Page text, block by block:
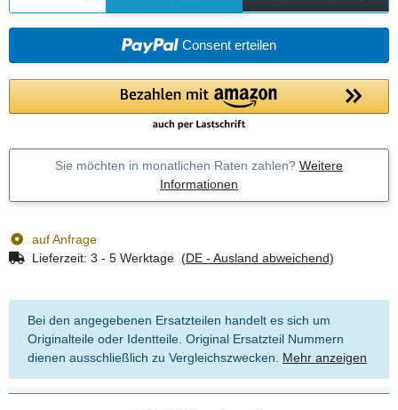
Consent erteilen
Sie möchten in monatlichen Raten zahlen? Weitere
Informationen
auf Anfrage
Lieferzeit: 3 - 5 Werktage (DE - Ausland abweichend)
Bei den angegebenen Ersatzteilen handelt es sich um
Originalteile oder Identteile. Original Ersatzteil Nummern
dienen ausschließlich zu Vergleichszwecken. Mehr anzeigen